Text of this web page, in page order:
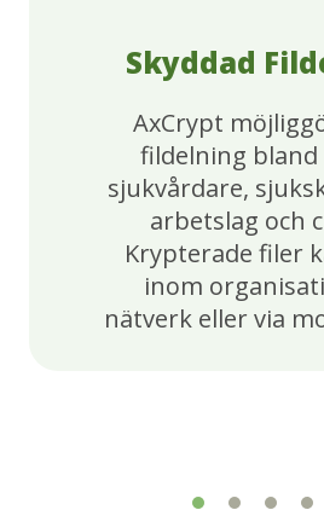
Skyddad
AxCrypt
fildelning bland
sjukvårdare,
arbetslag och
Krypterade filer
inom
nätverk eller via